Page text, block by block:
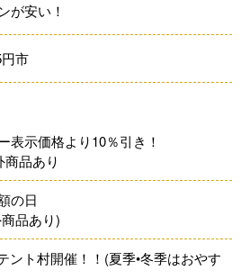
が安い！
市
表示価格より10％引き！
品あり
の日
品あり)
ント村開催！！(夏季•冬季はおやす